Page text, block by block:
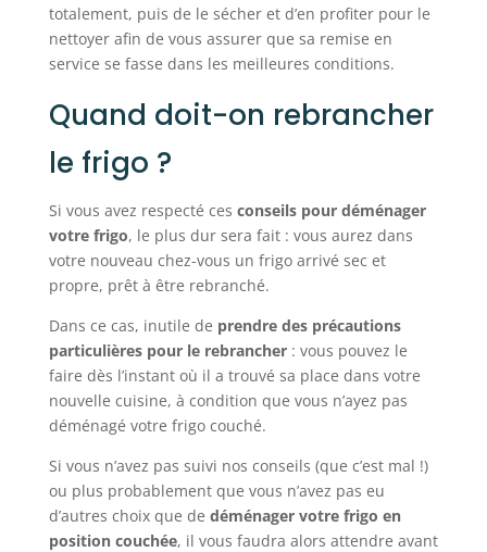
totalement, puis de le sécher et d’en profiter pour le
nettoyer afin de vous assurer que sa remise en
service se fasse dans les meilleures conditions.
Quand doit-on rebrancher
le frigo ?
Si vous avez respecté ces conseils pour déménager
votre frigo, le plus dur sera fait : vous aurez dans
votre nouveau chez-vous un frigo arrivé sec et
propre, prêt à être rebranché.
Dans ce cas, inutile de prendre des précautions
particulières pour le rebrancher: vous pouvez le
faire dès l’instant où il a trouvé sa place dans votre
nouvelle cuisine, à condition que vous n’ayez pas
déménagé votre frigo couché.
Si vous n’avez pas suivi nos conseils (que c’est mal !)
ou plus probablement que vous n’avez pas eu
d’autres choix que de déménager votre frigo en
position couchée, il vous faudra alors attendre avant